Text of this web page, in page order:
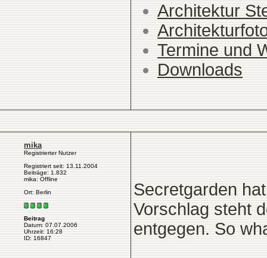
Architektur
Termine und
Downloads
mika
Registrierter Nutzer
Registriert seit: 13.11.2004
Beiträge: 1.832
mika: Offline
Ort: Berlin
Beitrag
Datum: 07.07.2006
Uhrzeit: 16:28
ID: 16847
Secretgarden
Vorschlag steht
entgegen. So